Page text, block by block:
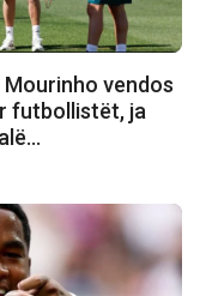
Mourinho vendos
futbollistët, ja